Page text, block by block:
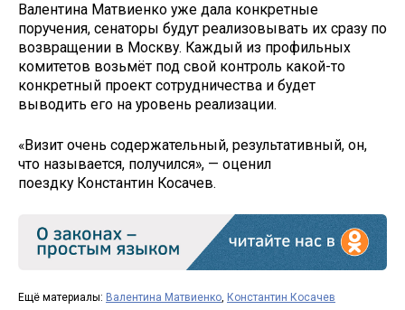
Валентина Матвиенко уже дала конкретные
поручения, сенаторы будут реализовывать их сразу по
возвращении в Москву. Каждый из профильных
комитетов возьмёт под свой контроль какой-то
конкретный проект сотрудничества и будет
выводить его на уровень реализации.
«Визит очень содержательный, результативный, он,
что называется, получился», — оценил
поездку Константин Косачев.
Ещё материалы: Валентина Матвиенко, Константин Косачев